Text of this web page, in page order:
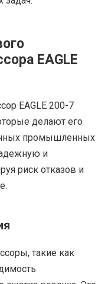
EAGLE
EAGLE 200-7
делают его
промышленных
и
риск отказов и
такие как